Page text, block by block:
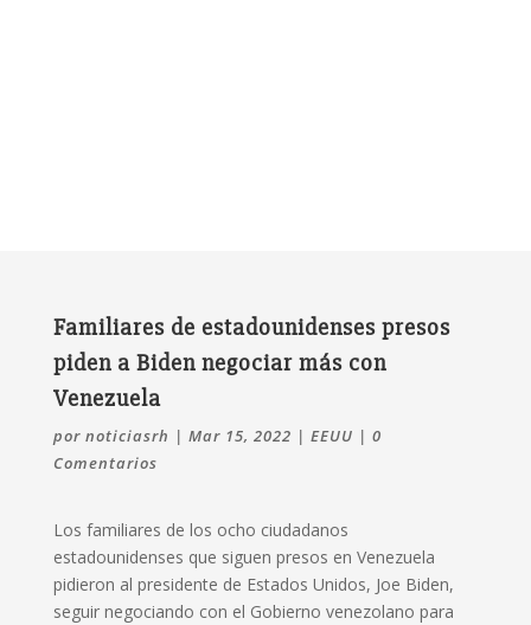
Familiares de estadounidenses presos
piden a Biden negociar más con
Venezuela
por noticiasrh | Mar 15, 2022 | EEUU | 0
Comentarios
Los familiares de los ocho ciudadanos
estadounidenses que siguen presos en Venezuela
pidieron al presidente de Estados Unidos, Joe Biden,
seguir negociando con el Gobierno venezolano para